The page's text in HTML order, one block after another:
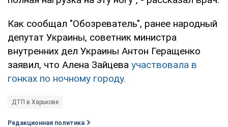
Как сообщал "Обозреватель", ранее народный
депутат Украины, советник министра
внутренних дел Украины Антон Геращенко
заявил, что Алена Зайцева участвовала в
гонках по ночному городу.
ДТП в Харькове
Редакционная политика